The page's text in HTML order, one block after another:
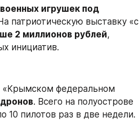
игрушек под
патриотическую выставку «с
2 миллионов рублей,
инициатив.
«Крымском федеральном
. Всего на полуострове
10 пилотов раз в две недели.